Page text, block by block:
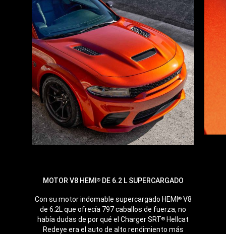
MOTOR V8 HEMI ®DE 6.2 L SUPERCARGADO
Con su motor indomable supercargado HEMI ®V8
de 6.2L que ofrecía 797 caballos de fuerza, no
había dudas de por qué el Charger SRT® Hellcat
Redeye era el auto de alto rendimiento más